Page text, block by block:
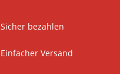
Sicher bezahlen
Einfacher Versand